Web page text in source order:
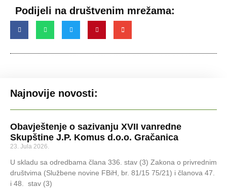
Podijeli na društvenim mrežama:
Najnovije novosti:
Obavještenje o sazivanju XVII vanredne
Skupštine J.P. Komus d.o.o. Gračanica
23. Jula 2026.
U skladu sa odredbama člana 336. stav (3) Zakona o privrednim
društvima (Službene novine FBiH, br. 81/15 75/21) i članova 47.
i 48. stav (3)